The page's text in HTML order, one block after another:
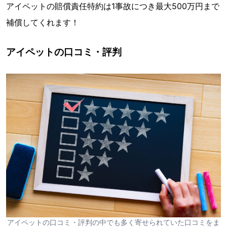
アイペットの賠償責任特約は1事故につき最大500万円まで
補償してくれます！
アイペットの口コミ・評判
アイペットの口コミ・評判の中でも多く寄せられていた口コミをま